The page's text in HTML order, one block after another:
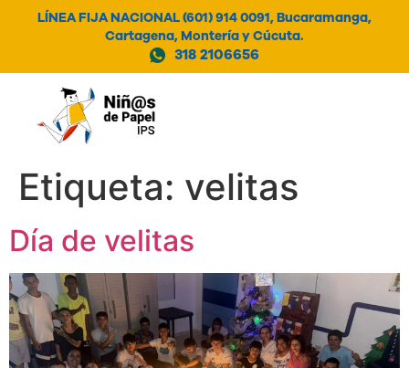
LÍNEA FIJA NACIONAL (601) 914 0091, Bucaramanga,
Cartagena, Montería y Cúcuta.
318 2106656
Etiqueta: velitas
Día de velitas